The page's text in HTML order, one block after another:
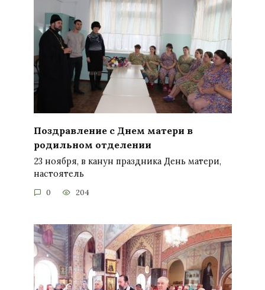
Поздравление с Днем матери в
родильном отделении
23 ноября, в канун праздника День матери,
настоятель
0 204